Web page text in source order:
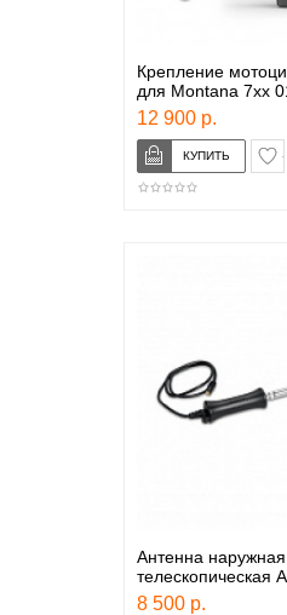
Крепление
для Montana 7xx
12 900 р.
Антенна наружная
телескопическая
8 500 р.